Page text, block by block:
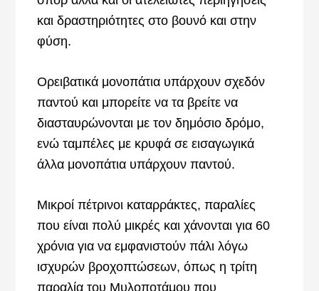
και δραστηριότητες στο βουνό και στην
φύση.
Ορειβατικά μονοπάτια υπάρχουν σχεδόν
παντού και μπορείτε να τα βρείτε να
διασταυρώνονται με τον δημόσιο δρόμο,
ενώ ταμπέλες με κρυφά σε εισαγωγικά
άλλα μονοπάτια υπάρχουν παντού.
Μικροί πέτρινοι καταρράκτες, παραλίες
που είναι πολύ μικρές και χάνονται για 60
χρόνια για να εμφανιστούν πάλι λόγω
ισχυρών βροχοπτώσεων, όπως η τρίτη
παραλία του Μυλοποτάμου που